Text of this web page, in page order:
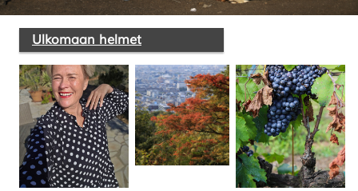
SULJE HAKU ✕
Ulkomaan helmet